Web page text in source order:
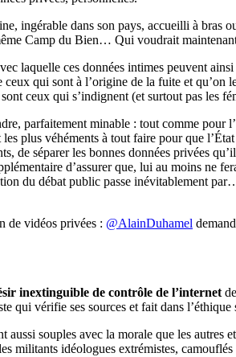
ingérable dans son pays, accueilli à bras
Camp du Bien… Qui voudrait
laquelle ces données intimes peuvent
ceux qui sont à l’origine de la fuite et
ceux qui s’indignent (et surtout pas les
parfaitement minable : tout comme
plus véhéments à tout faire pour que
de séparer les bonnes données privées
d’assurer que, lui au moins ne
du débat public passe inévitablement
de vidéos privées : @AlainDuhamel
inextinguible de contrôle de l’internet
qui vérifie ses sources et fait dans
aussi souples avec la morale que les
militants idéologues extrémistes,